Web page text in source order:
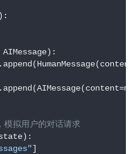
):
拟用户的对话请求
):
]